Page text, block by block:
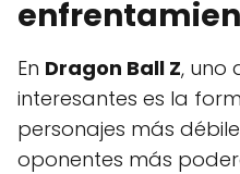
En Dragon Ball Z, uno
interesantes es la
personajes más
oponentes más